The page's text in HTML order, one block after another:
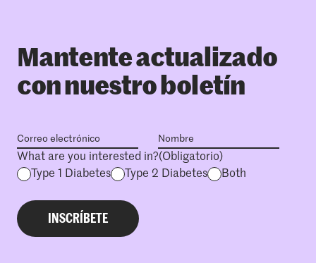
Mantente actualizado
con nuestro boletín
What are you interested in?(Obligatorio)
Type 1 Diabetes
Type 2 Diabetes Both